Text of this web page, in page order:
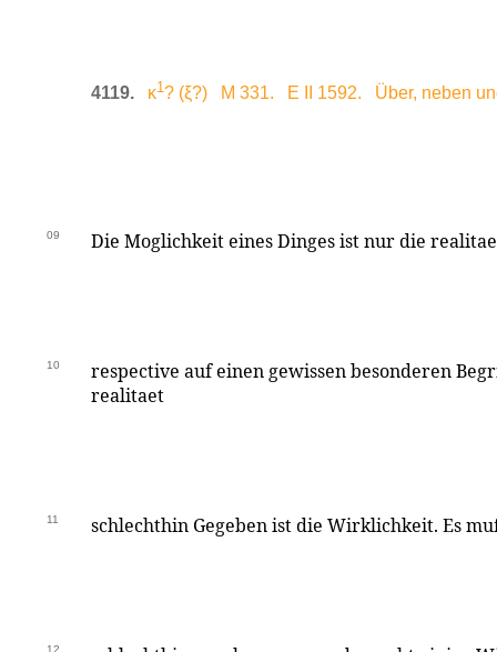
4119. κ1? (ξ?) M 331. E II 1592. Über, neben
09 Die Moglichkeit eines Dinges ist nur die
10
respective auf einen gewissen besonderen
realitaet
11 schlechthin Gegeben ist die Wirklichkeit. Es
12